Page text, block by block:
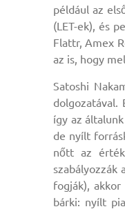
például az
(LET-ek), és
Flattr, Amex
az is, hogy
Satoshi
dolgozatával.
így az
de nyílt
nőtt az
szabályozzák
fogják),
bárki: nyílt